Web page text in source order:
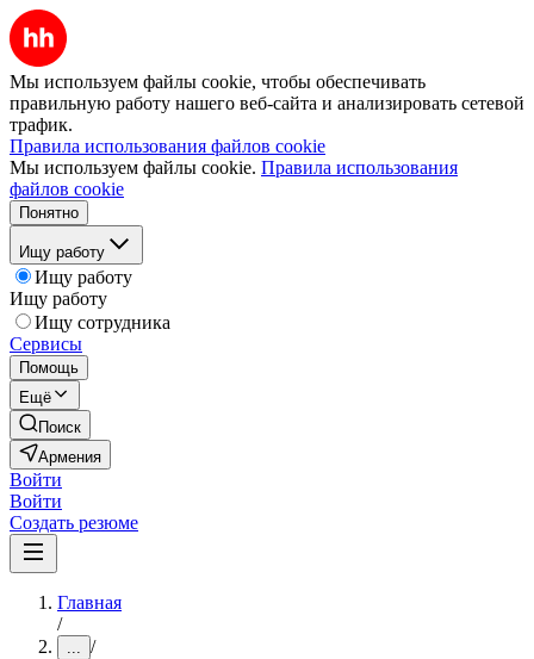
Мы используем файлы cookie, чтобы обеспечивать
правильную работу нашего веб-сайта и анализировать сетевой
трафик.
Правила использования файлов cookie
Мы используем файлы cookie. Правила использования
файлов cookie
Понятно
Ищу работу
Ищу работу
Ищу работу
Ищу сотрудника
Сервисы
Помощь
Ещё
Поиск
Армения
Войти
Войти
Создать резюме
Главная
/
... /